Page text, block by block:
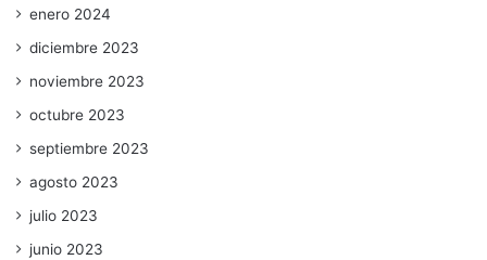
enero 2024
diciembre 2023
noviembre 2023
octubre 2023
septiembre 2023
agosto 2023
julio 2023
junio 2023